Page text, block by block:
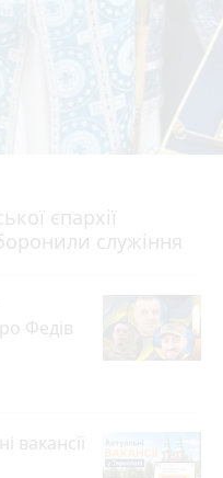
єпархії
служіння
Федів
вакансії